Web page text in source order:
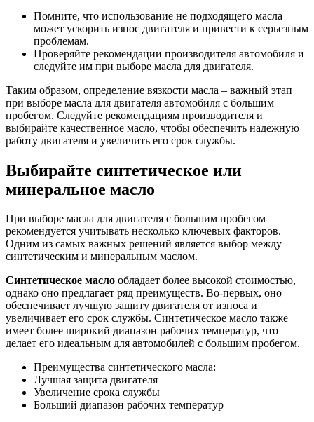
Помните, что использование не подходящего масла
может ускорить износ двигателя и привести к серьезным
проблемам.
Проверяйте рекомендации производителя автомобиля и
следуйте им при выборе масла для двигателя.
Таким образом, определение вязкости масла – важный этап
при выборе масла для двигателя автомобиля с большим
пробегом. Следуйте рекомендациям производителя и
выбирайте качественное масло, чтобы обеспечить надежную
работу двигателя и увеличить его срок службы.
Выбирайте синтетическое или
минеральное масло
При выборе масла для двигателя с большим пробегом
рекомендуется учитывать несколько ключевых факторов.
Одним из самых важных решений является выбор между
синтетическим и минеральным маслом.
Синтетическое масло обладает более высокой стоимостью,
однако оно предлагает ряд преимуществ. Во-первых, оно
обеспечивает лучшую защиту двигателя от износа и
увеличивает его срок службы. Синтетическое масло также
имеет более широкий диапазон рабочих температур, что
делает его идеальным для автомобилей с большим пробегом.
Преимущества синтетического масла:
Лучшая защита двигателя
Увеличение срока службы
Больший диапазон рабочих температур